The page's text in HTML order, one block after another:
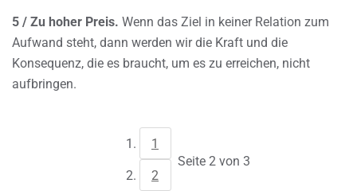
5 / Zu hoher Preis. Wenn das Ziel in keiner Relation zum
Aufwand steht, dann werden wir die Kraft und die
Konsequenz, die es braucht, um es zu erreichen, nicht
aufbringen.
1
2
Seite 2 von 3